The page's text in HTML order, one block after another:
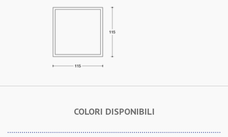
COLORI DISPONIBILI